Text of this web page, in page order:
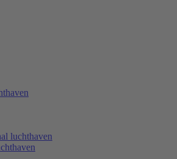
luchthaven